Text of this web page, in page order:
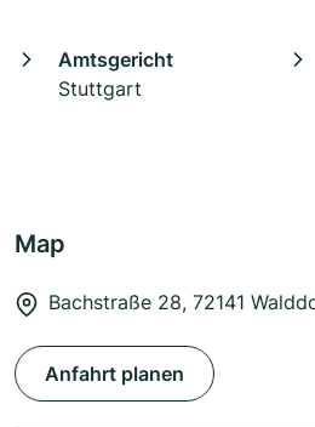
Amtsgericht
Stuttgart
Map
Bachstraße 28, 72141
Anfahrt planen